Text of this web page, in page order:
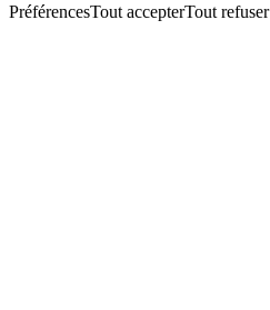
PréférencesTout accepterTout refuser